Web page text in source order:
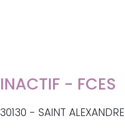
INACTIF - FCES
30130 - SAINT ALEXANDRE